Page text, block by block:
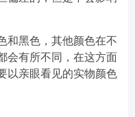
和黑色，其他颜色在不
会有所不同，在这方面
以亲眼看见的实物颜色